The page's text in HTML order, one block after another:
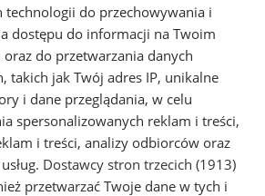
oferty
(1)
technologii do przechowywania i
dostępu do informacji na Twoim
oraz do przetwarzania danych
takich jak Twój adres IP, unikalne
i dane przeglądania, w celu
spersonalizowanych reklam i treści,
i treści, analizy odbiorców oraz
Dostawcy stron trzecich (1913)
przetwarzać Twoje dane w tych i